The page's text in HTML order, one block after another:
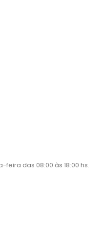
das 08:00 às 18:00 hs.